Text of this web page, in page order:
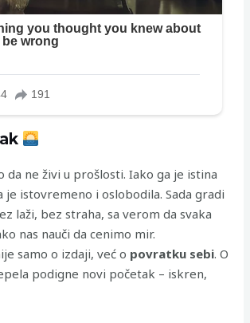
da ne živi u prošlosti. Iako ga je istina
je istovremeno i oslobodila. Sada gradi
laži, bez straha, sa verom da svaka
nas nauči da cenimo mir.
samo o izdaji, već o povratku sebi. O
podigne novi početak – iskren,